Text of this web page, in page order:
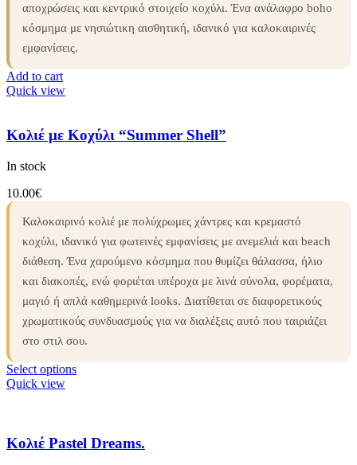
αποχρώσεις και κεντρικό στοιχείο κοχύλι. Ένα ανάλαφρο boho
κόσμημα με νησιώτικη αισθητική, ιδανικό για καλοκαιρινές
εμφανίσεις.
Add to cart
Quick view
Κολιέ με Κοχύλι “Summer Shell”
In stock
10.00€
Καλοκαιρινό κολιέ με πολύχρωμες χάντρες και κρεμαστό
κοχύλι, ιδανικό για φωτεινές εμφανίσεις με ανεμελιά και beach
διάθεση. Ένα χαρούμενο κόσμημα που θυμίζει θάλασσα, ήλιο
και διακοπές, ενώ φοριέται υπέροχα με λινά σύνολα, φορέματα,
μαγιό ή απλά καθημερινά looks. Διατίθεται σε διαφορετικούς
χρωματικούς συνδυασμούς για να διαλέξεις αυτό που ταιριάζει
στο στιλ σου.
Select options
Quick view
Κολιέ Pastel Dreams.